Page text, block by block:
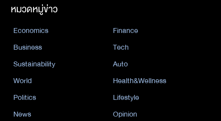
หมวดหมู่ข่าว
Economics
Finance
Business
Tech
Sustainability
Auto
World
Health&Wellness
Politics
Lifestyle
News
Opinion